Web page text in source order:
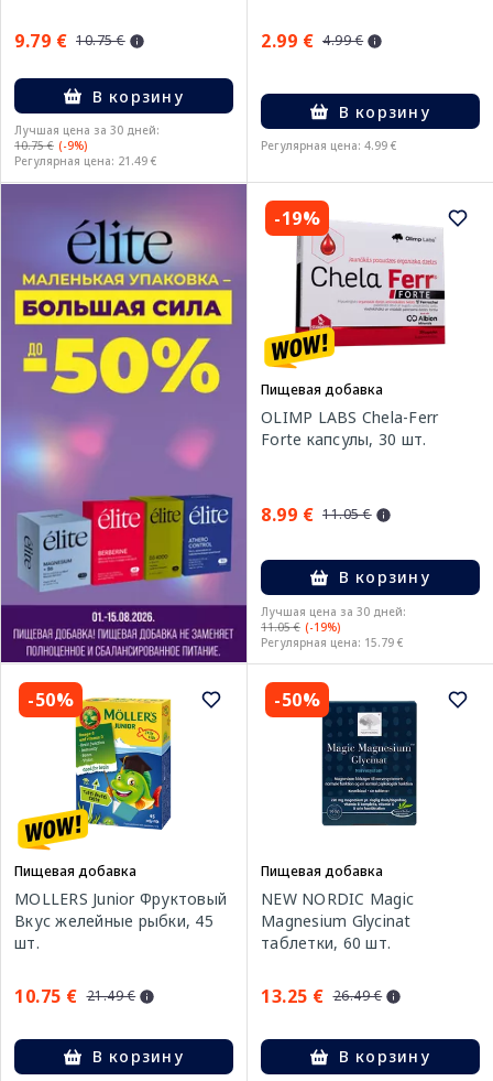
9.79 € 10.75 €
В корзину
Лучшая цена за 30 дней:
10.75 € (-9%)
Регулярная цена: 21.49 €
2.99 € 4.99 €
В корзину
Регулярная цена: 4.99 €
-19%
Пищевая добавка
OLIMP LABS Chela-Ferr
Forte капсулы, 30 шт.
8.99 € 11.05 €
В корзину
Лучшая цена за 30 дней:
11.05 € (-19%)
Регулярная цена: 15.79 €
-50%
Пищевая добавка
MOLLERS Junior Фруктовый
Вкус желейные рыбки, 45
шт.
10.75 € 21.49 €
В корзину
-50%
Пищевая добавка
NEW NORDIC Magic
Magnesium Glycinat
таблетки, 60 шт.
13.25 € 26.49 €
В корзину